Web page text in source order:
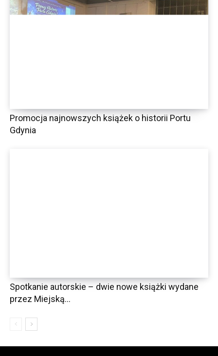
Promocja najnowszych książek o historii Portu
Gdynia
Spotkanie autorskie – dwie nowe książki wydane
przez Miejską...